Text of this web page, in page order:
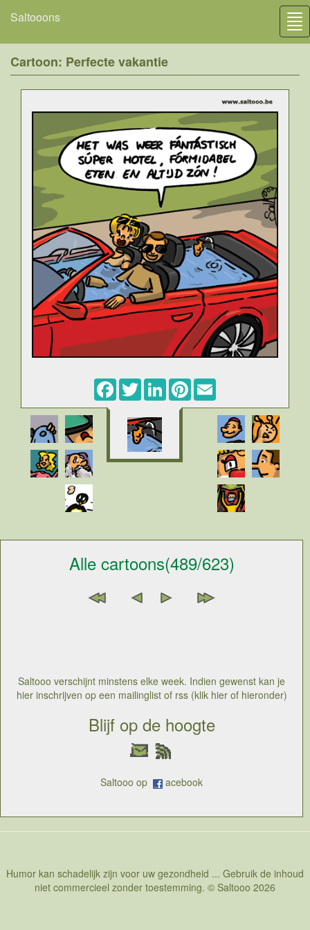
Saltooons
Cartoon: Perfecte vakantie
Facebook
TwitterLinkedInPinterest
Alle cartoons(489/623)
Saltooo verschijnt minstens elke week. Indien gewenst kan je
hier inschrijven op een mailinglist of rss (klik hier of hieronder)
Blijf op de hoogte
Saltooo op acebook
Humor kan schadelijk zijn voor uw gezondheid ... Gebruik de inhoud
niet commercieel zonder toestemming. © Saltooo 2026